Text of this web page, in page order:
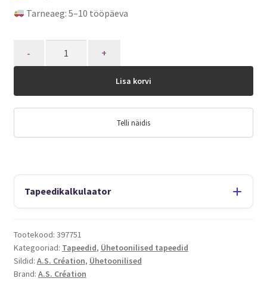
Tarneaeg: 5–10 tööpäeva
Lisa korvi
Telli näidis
Tapeedikalkulaator
Tootekood: 397751
Kategooriad: Tapeedid, Ühetoonilised tapeedid
Sildid: A.S. Création, Ühetoonilised
Brand: A.S. Création